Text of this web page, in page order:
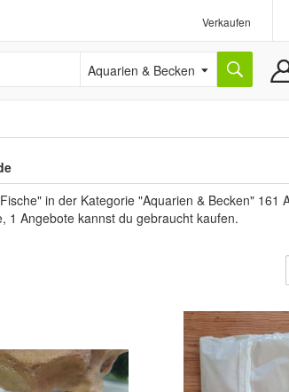
Verkaufen
Aquarien & Becken
in der Kategorie "Aquarien & Becken"
1 Angebote kannst du gebraucht kaufen.